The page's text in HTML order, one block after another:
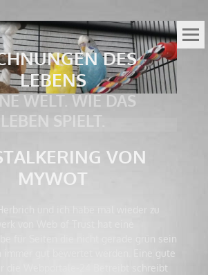
DES
LEBENS
WELT. WIE DAS
LEBEN SPIELT.
VON
MYWOT
und ich habe mal wieder zu
von Web of Trust hat eine
für Seiten die nicht gerade grün sein
immer gut bewertet werden. Eine gute
die Webportale-24 Betreibt schreibt